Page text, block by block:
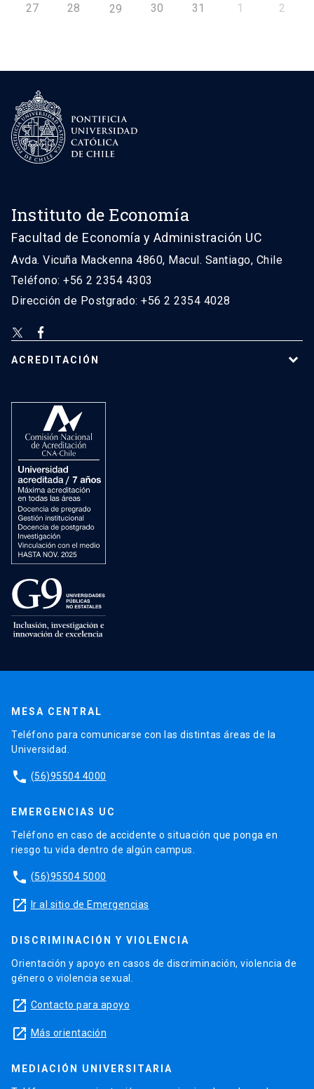
27 28 29 30 31 1 2
Instituto de Economía
Facultad de Economía y Administración UC
Avda. Vicuña Mackenna 4860, Macul. Santiago, Chile
Teléfono: +56 2 2354 4303
Dirección de Postgrado: +56 2 2354 4028
ACREDITACIÓN
MESA CENTRAL
Teléfono para comunicarse con las distintas áreas de la
Universidad.
phone (56)95504 4000
EMERGENCIAS UC
Teléfono en caso de accidente o situación que ponga en
riesgo tu vida dentro de algún campus.
phone (56)95504 5000
launch Ir al sitio de Emergencias
DISCRIMINACIÓN Y VIOLENCIA
Orientación y apoyo en casos de discriminación, violencia de
género o violencia sexual.
launch Contacto para apoyo
launch Más orientación
MEDIACIÓN UNIVERSITARIA